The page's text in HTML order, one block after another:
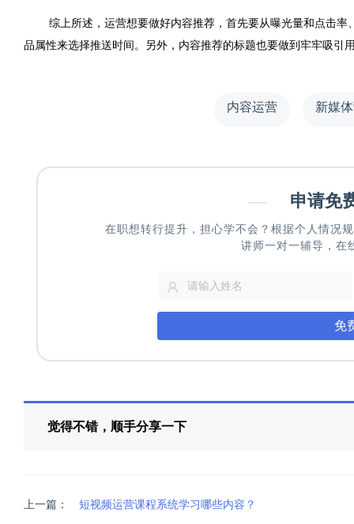
综上所述，运营想要做好内容推荐，首先要从曝光量和点击
品属性来选择推送时间。另外，内容推荐的标题也要做到牢牢吸引
内容运营 新媒
— 申请免
在职想转行提升，担心学不会？根据个人情况
讲师一对一辅导，在
免
觉得不错，顺手分享一下
上一篇： 短视频运营课程系统学习哪些内容？